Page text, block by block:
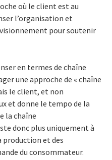
où le client est au
l’organisation et
pour soutenir
en termes de chaîne
une approche de « chaîne
le client, et non
et donne le tempo de la
la chaîne
donc plus uniquement à
production et des
du consommateur.